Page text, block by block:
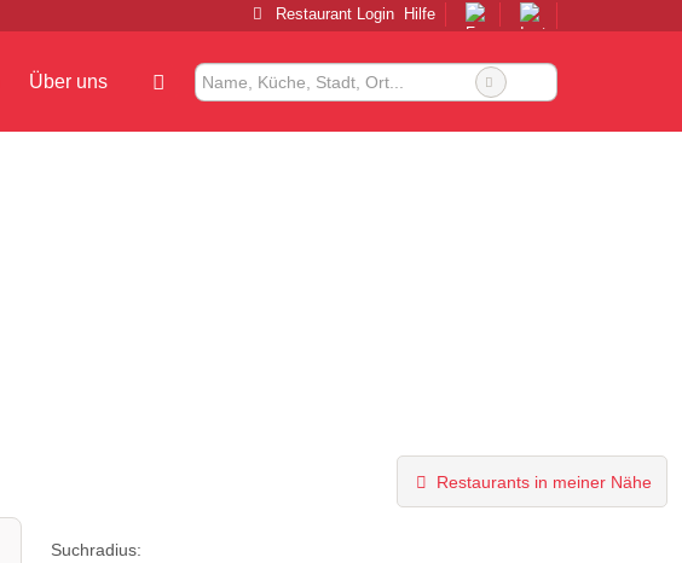
Restaurant Login Hilfe
Über uns
Restaurants in meiner Nähe
Suchradius: